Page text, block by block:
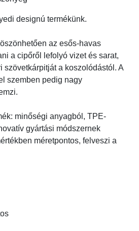
designú termékünk.
az esős-havas
a cipőről lefolyó vizet és sarat,
szövetkárpitját a koszolódástól. A
szemben pedig nagy
minőségi anyagból, TPE-
gyártási módszernek
méretpontos, felveszi a